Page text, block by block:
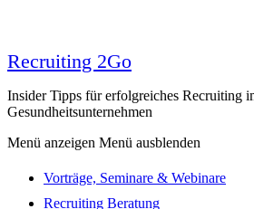
Recruiting 2Go
Insider Tipps für erfolgreiches Recruiting
Gesundheitsunternehmen
Menü anzeigen Menü ausblenden
Vorträge, Seminare & Webinare
Recruiting Beratung